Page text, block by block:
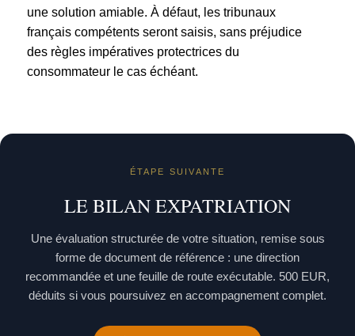
une solution amiable. À défaut, les tribunaux
français compétents seront saisis, sans préjudice
des règles impératives protectrices du
consommateur le cas échéant.
ÉTAPE SUIVANTE
LE BILAN EXPATRIATION
Une évaluation structurée de votre situation, remise sous
forme de document de référence : une direction
recommandée et une feuille de route exécutable. 500 EUR,
déduits si vous poursuivez en accompagnement complet.